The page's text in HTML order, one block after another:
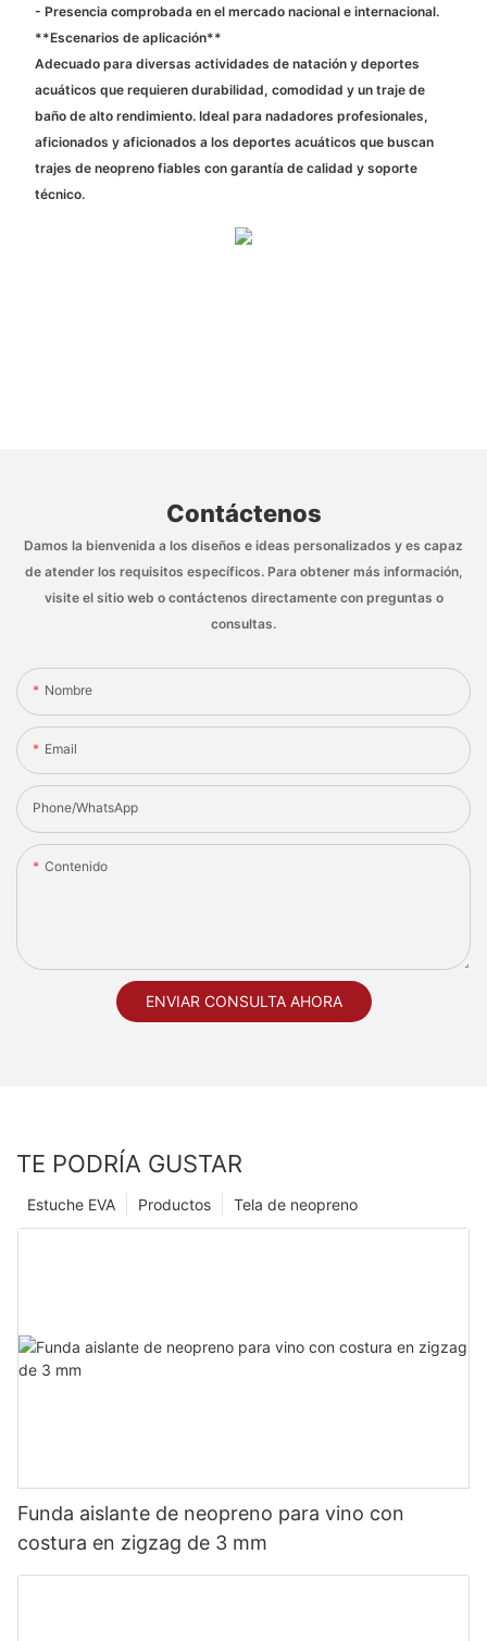
- Presencia comprobada en el mercado nacional e internacional.
**Escenarios de aplicación**
Adecuado para diversas actividades de natación y deportes
acuáticos que requieren durabilidad, comodidad y un traje de
baño de alto rendimiento. Ideal para nadadores profesionales,
aficionados y aficionados a los deportes acuáticos que buscan
trajes de neopreno fiables con garantía de calidad y soporte
técnico.
Contáctenos
Damos la bienvenida a los diseños e ideas personalizados y es capaz
de atender los requisitos específicos. Para obtener más información,
visite el sitio web o contáctenos directamente con preguntas o
consultas.
Nombre
Email
Phone/whatsApp
Contenido
ENVIAR CONSULTA AHORA
TE PODRÍA GUSTAR
Tela de neopreno
Productos
Estuche EVA
Funda aislante de neopreno para vino con
costura en zigzag de 3 mm